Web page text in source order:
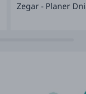
Zegar - Planer